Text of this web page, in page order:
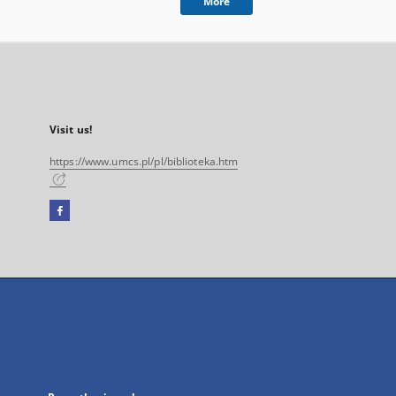
Visit us!
https://www.umcs.pl/pl/biblioteka.htm
Facebook
open